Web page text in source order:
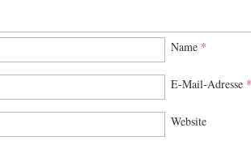
Name *
E-Mail-Adresse *
Website